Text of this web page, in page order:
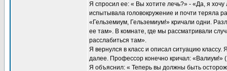
Я спросил ее: « Вы хотите лечь?» - «Да, я
испытывала головокружение и почти теряла
«Гельземиум, Гельземиум!» кричали одни.
ее там». В комнате, где мы рассматривали
расслабиться там».
Я вернулся в класс и описал ситуацию
далее. Профессор конечно кричал: «Валиум!»
Я объяснил: « Теперь вы должны быть